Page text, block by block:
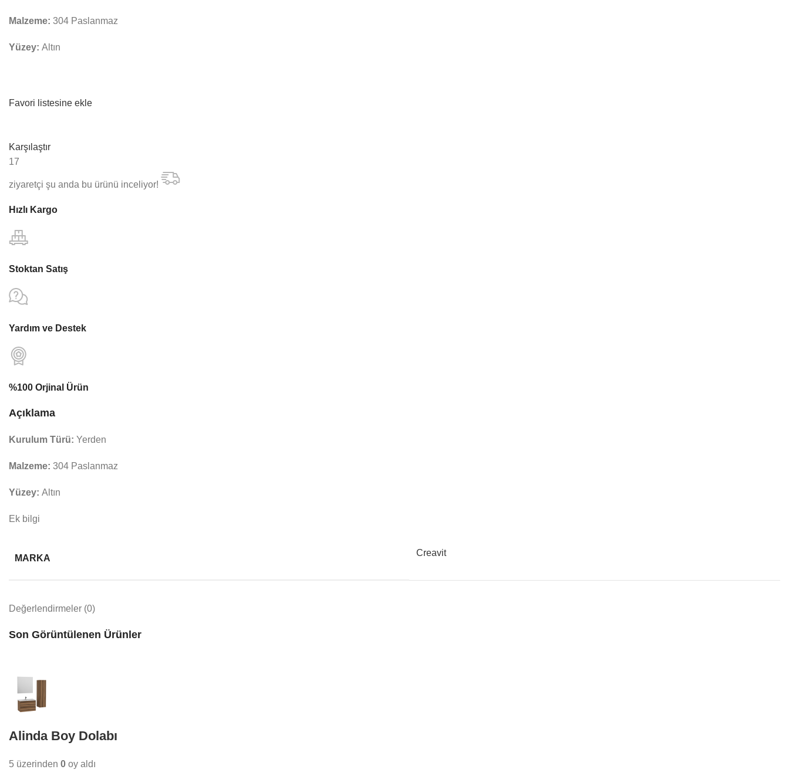
Malzeme: 304 Paslanmaz
Yüzey: Altın
Favori listesine ekle
Karşılaştır
17
ziyaretçi şu anda bu ürünü inceliyor!
Hızlı Kargo
Stoktan Satış
Yardım ve Destek
%100 Orjinal Ürün
Açıklama
Kurulum Türü: Yerden
Malzeme: 304 Paslanmaz
Yüzey: Altın
Ek bilgi
MARKA
Creavit
Değerlendirmeler (0)
Son Görüntülenen Ürünler
Alinda Boy Dolabı
5 üzerinden 0 oy aldı